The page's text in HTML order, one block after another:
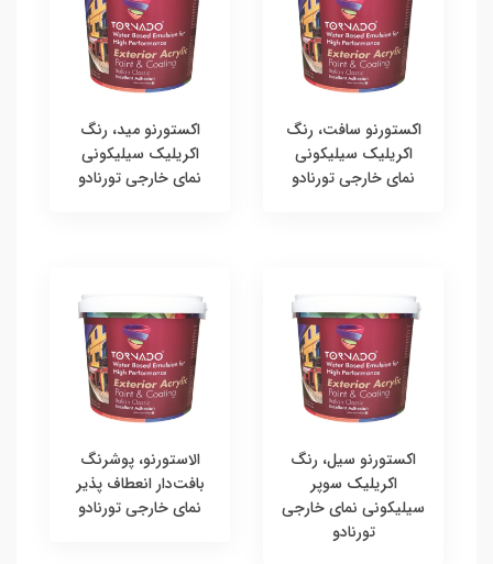
اکستورنو سافت، رنگ
اکریلیک سیلیکونی
نمای خارجی تورنادو
اکستورنو مید، رنگ
اکریلیک سیلیکونی
نمای خارجی تورنادو
اکستورنو سیل، رنگ
اکریلیک سوپر
سیلیکونی نمای خارجی
تورنادو
الاستورنو، پوشرنگ
بافت‌دار انعطاف پذیر
نمای خارجی تورنادو